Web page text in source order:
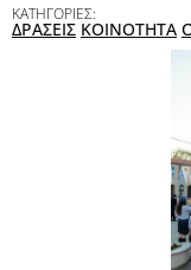
ΚΑΤΗΓΟΡΙΕΣ:
ΔΡΑΣΕΙΣ ΚΟΙΝΟΤΗΤΑ